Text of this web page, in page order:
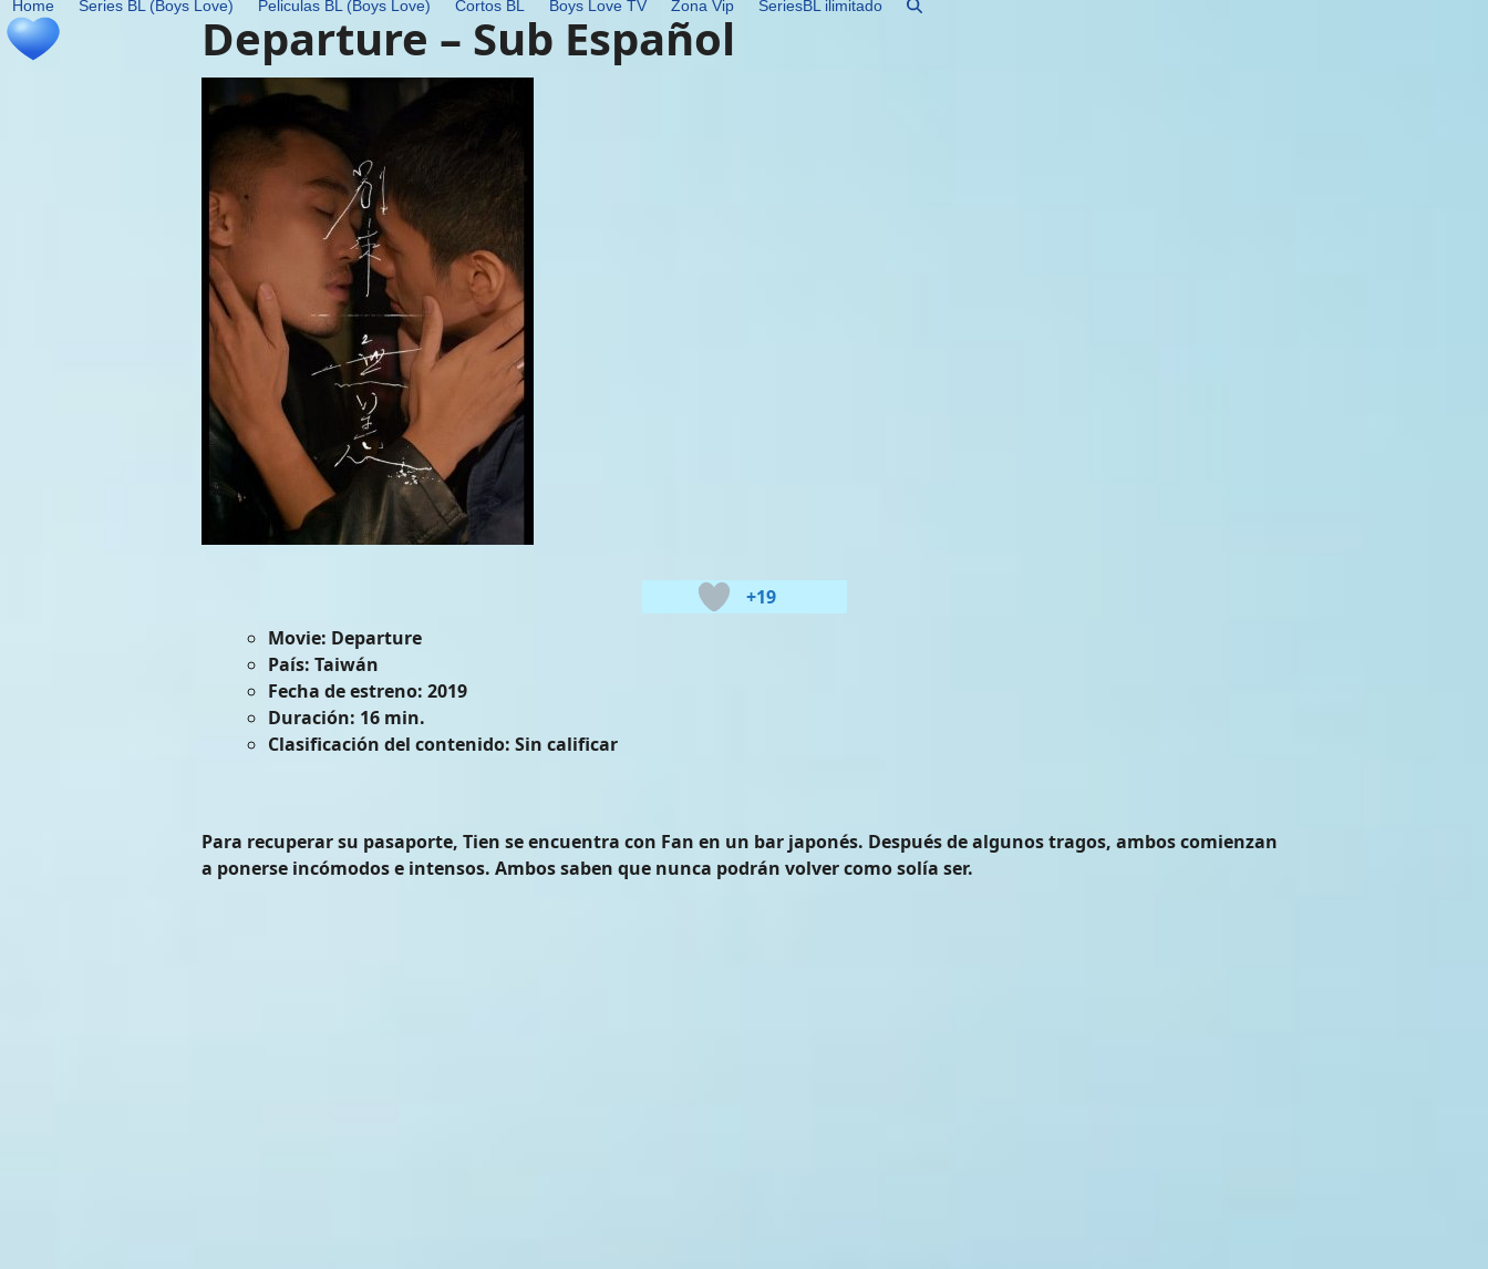
Skip
to
content
Home Series BL (Boys Love) Peliculas BL (Boys Love) Cortos BL Boys Love TV Zona Vip SeriesBL ilimitado
Departure – Sub Español
+19
Movie: Departure
País: Taiwán
Fecha de estreno: 2019
Duración: 16 min.
Clasificación del contenido: Sin calificar
Para recuperar su pasaporte, Tien se encuentra con Fan en un bar japonés. Después de algunos tragos, ambos comienzan
a ponerse incómodos e intensos. Ambos saben que nunca podrán volver como solía ser.